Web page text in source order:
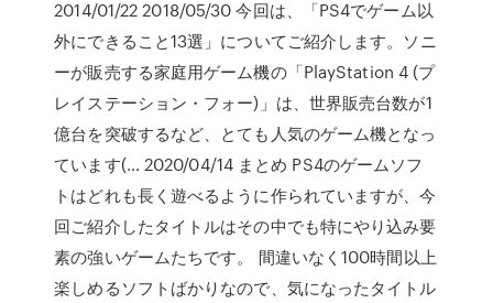
2014/01/22 2018/05/30 今回は、「PS4でゲーム以
外にできること13選」についてご紹介します。ソニ
ーが販売する家庭用ゲーム機の「PlayStation 4 (プ
レイステーション・フォー)」は、世界販売台数が1
億台を突破するなど、とても人気のゲーム機となっ
ています(… 2020/04/14 まとめ PS4のゲームソフ
トはどれも長く遊べるように作られていますが、今
回ご紹介したタイトルはその中でも特にやり込み要
素の強いゲームたちです。 間違いなく100時間以上
楽しめるソフトばかりなので、気になったタイトル